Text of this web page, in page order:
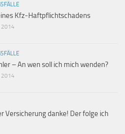
Kfz-Haftpflichtschadens
2014
– An wen soll ich mich wenden?
2014
Versicherung danke! Der folge ich